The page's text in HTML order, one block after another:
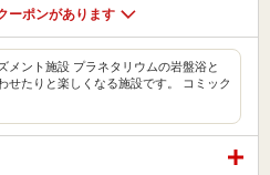
ーポンがあります
メント施設 プラネタリウムの岩盤浴と
せたりと楽しくなる施設です。 コミック